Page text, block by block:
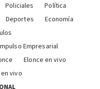
Policiales
Política
Deportes
Economía
Empresarial
Elonce en vivo
vivo